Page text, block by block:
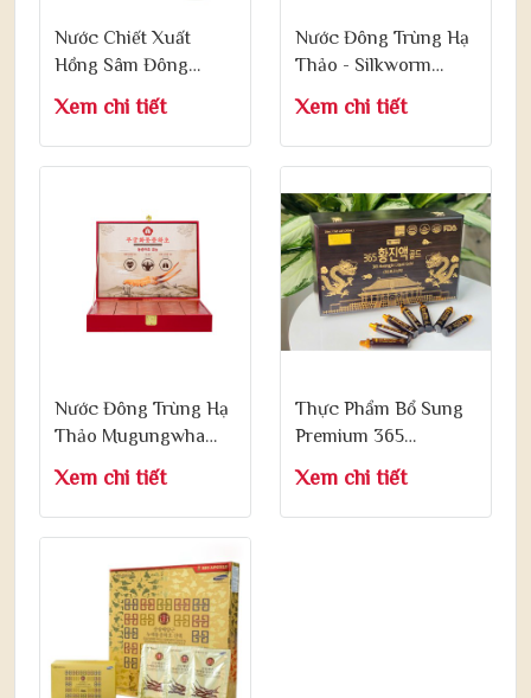
Nước Chiết Xuất
Hồng Sâm Đông
Trùng Hoàng Đế
Liquid Gold 20ml x
60 Lọ
Xem chi tiết
Nước Đông Trùng Hạ
Thảo - Silkworm
Cordtceps Gold King
30ml x 60 Gói
Xem chi tiết
Nước Đông Trùng Hạ
Thảo Mugungwha
Dongchunghachoil
30ml x 60 Gói
Xem chi tiết
Thực Phẩm Bổ Sung
Premium 365
Gyeongokgo Gold
20ml x 60 Ống
Xem chi tiết